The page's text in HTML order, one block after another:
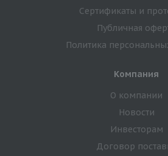
Сертификаты и
Публичная
Политика
Компания
О компании
Новости
Инвесторам
Договор